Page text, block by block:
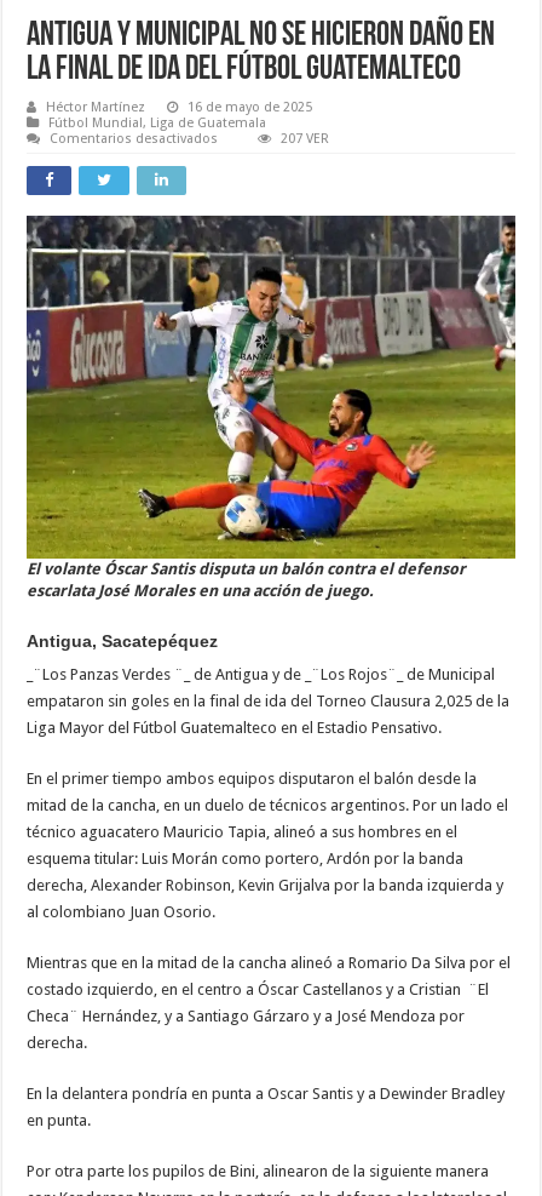
Antigua y Municipal no se hicieron daño en
la Final de Ida del Fútbol Guatemalteco
Héctor Martínez
16 de mayo de 2025
Fútbol Mundial, Liga de Guatemala
Comentarios desactivados
se
hicieron
daño
en
la
Final
de
Ida
del
Fútbol
Guatemalteco
207 VER
El volante Óscar Santis disputa un balón contra el defensor
escarlata José Morales en una acción de juego.
Antigua, Sacatepéquez
_¨Los Panzas Verdes ¨_ de Antigua y de _¨Los Rojos¨_ de Municipal
empataron sin goles en la final de ida del Torneo Clausura 2,025 de la
Liga Mayor del Fútbol Guatemalteco en el Estadio Pensativo.
En el primer tiempo ambos equipos disputaron el balón desde la
mitad de la cancha, en un duelo de técnicos argentinos. Por un lado el
técnico aguacatero Mauricio Tapia, alineó a sus hombres en el
esquema titular: Luis Morán como portero, Ardón por la banda
derecha, Alexander Robinson, Kevin Grijalva por la banda izquierda y
al colombiano Juan Osorio.
Mientras que en la mitad de la cancha alineó a Romario Da Silva por el
costado izquierdo, en el centro a Óscar Castellanos y a Cristian ¨El
Checa¨ Hernández, y a Santiago Gárzaro y a José Mendoza por
derecha.
En la delantera pondría en punta a Oscar Santis y a Dewinder Bradley
en punta.
Por otra parte los pupilos de Bini, alinearon de la siguiente manera